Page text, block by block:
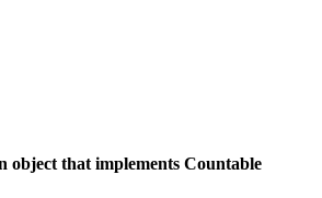
object that implements Countable